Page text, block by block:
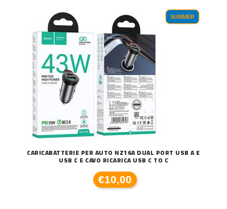
SUMMER
CARICABATTERIE PER AUTO NZ16A DUAL PORT USB A E
USB C E CAVO RICARICA USB C TO C
€10,00